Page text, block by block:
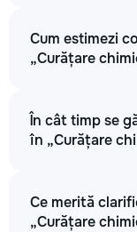
Cum estimezi
„Curățare
În cât timp se
în „Curățare
Ce merită
„Curățare